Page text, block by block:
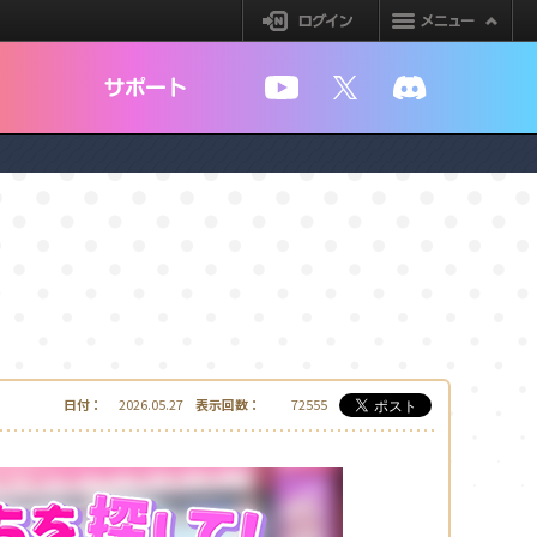
ログイン
YouTube
日付： 2026.05.27 表示回数： 72555